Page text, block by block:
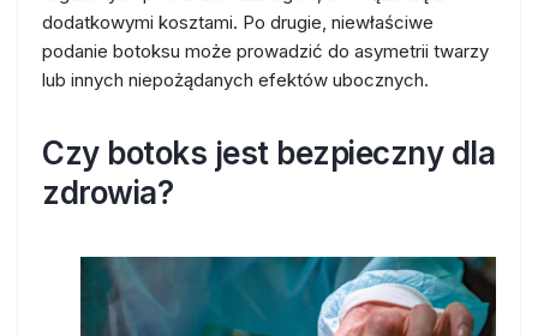
dodatkowymi kosztami. Po drugie, niewłaściwe
podanie botoksu może prowadzić do asymetrii twarzy
lub innych niepożądanych efektów ubocznych.
Czy botoks jest bezpieczny dla
zdrowia?